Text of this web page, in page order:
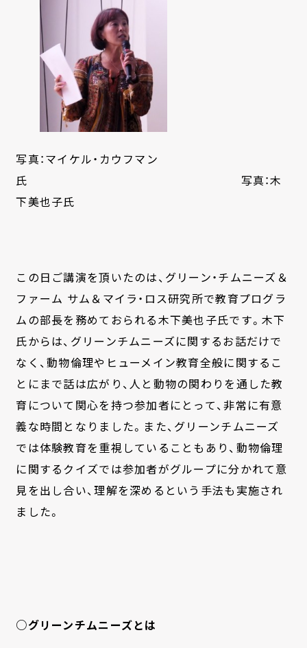
写真：マイケル・カウフマン
氏 写真：木
下美也子氏
この日ご講演を頂いたのは、グリーン・チムニーズ＆
ファーム サム＆マイラ・ロス研究所で教育プログラ
ムの部長を務めておられる木下美也子氏です。木下
氏からは、グリーンチムニーズに関するお話だけで
なく、動物倫理やヒューメイン教育全般に関するこ
とにまで話は広がり、人と動物の関わりを通した教
育について関心を持つ参加者にとって、非常に有意
義な時間となりました。また、グリーンチムニーズ
では体験教育を重視していることもあり、動物倫理
に関するクイズでは参加者がグループに分かれて意
見を出し合い、理解を深めるという手法も実施され
ました。
○グリーンチムニーズとは